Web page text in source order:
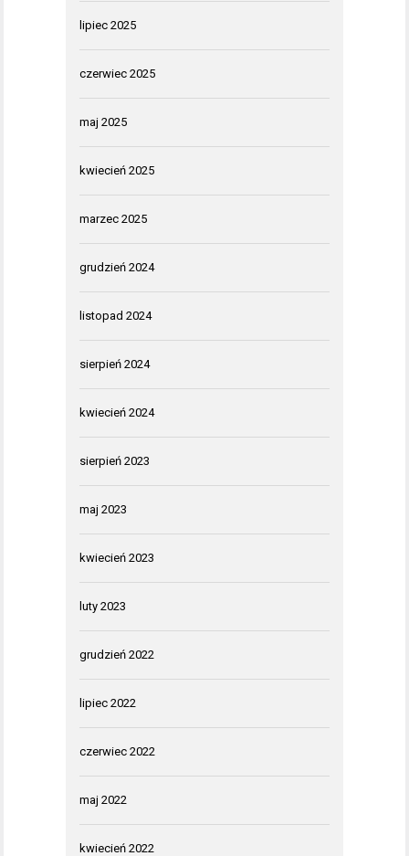
lipiec 2025
czerwiec 2025
maj 2025
kwiecień 2025
marzec 2025
grudzień 2024
listopad 2024
sierpień 2024
kwiecień 2024
sierpień 2023
maj 2023
kwiecień 2023
luty 2023
grudzień 2022
lipiec 2022
czerwiec 2022
maj 2022
kwiecień 2022